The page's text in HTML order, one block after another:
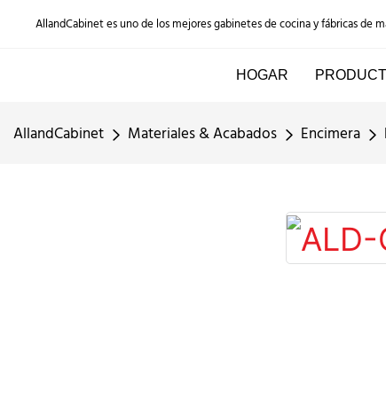
AllandCabinet es uno de los mejores gabinetes de cocina y fábricas de
HOGAR
AllandCabinet Materiales & Acabados Encimera